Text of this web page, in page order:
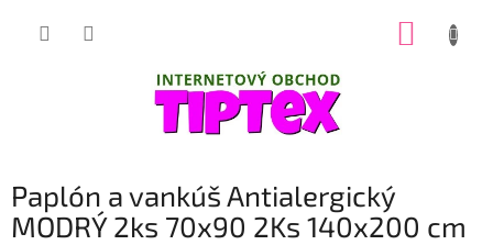
Paplón a vankúš Antialergický
MODRÝ 2ks 70x90 2Ks 140x200 cm